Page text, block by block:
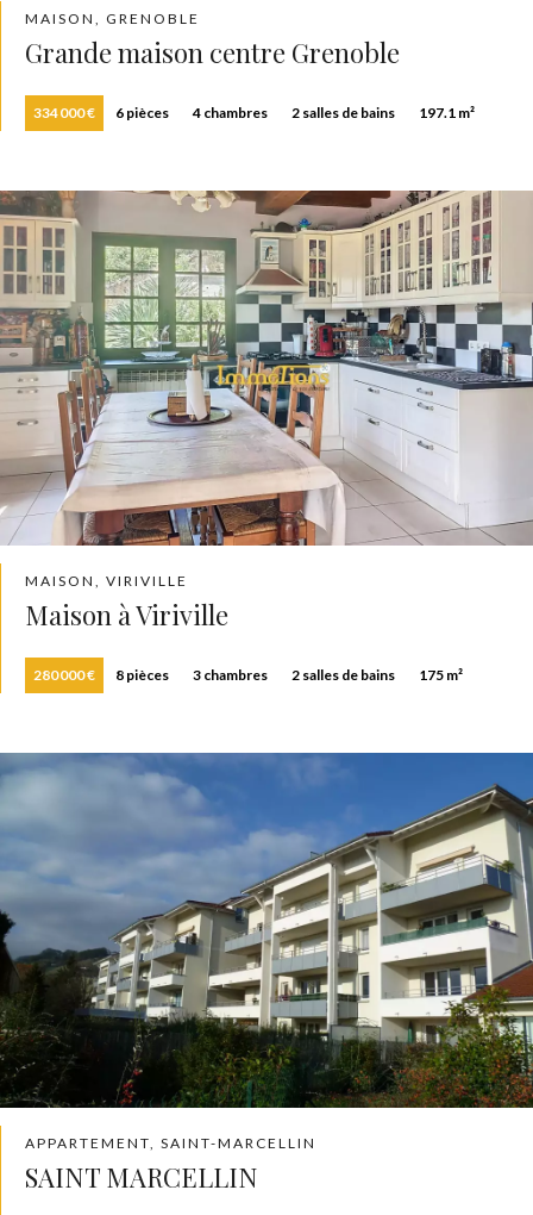
MAISON, GRENOBLE
Grande maison centre Grenoble
334 000 € 6 pièces 4 chambres 2 salles de bains 197.1 m²
MAISON, VIRIVILLE
Maison à Viriville
280 000 € 8 pièces 3 chambres 2 salles de bains 175 m²
APPARTEMENT, SAINT-MARCELLIN
SAINT MARCELLIN